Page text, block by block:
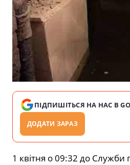
ПІДПИШІТЬСЯ НА НАС В
ДОДАТИ ЗАРАЗ
1 квітня о 09:32 до Служби